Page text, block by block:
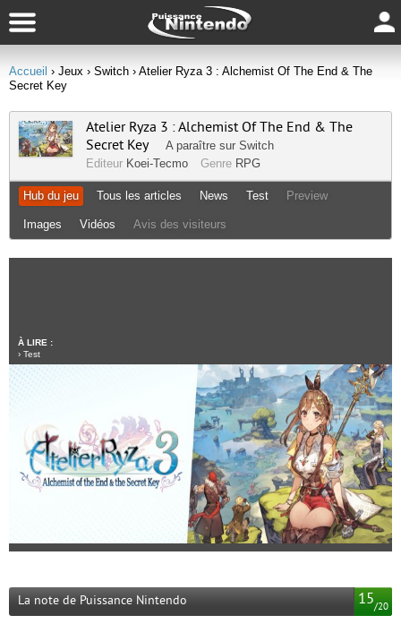
Accueil › Jeux › Switch › Atelier Ryza 3 : Alchemist Of The End & The
Secret Key
Atelier Ryza 3 : Alchemist Of The End & The
Secret Key
A paraître sur Switch
Editeur Koei-Tecmo Genre RPG
Hub du jeu Tous les articles News Test Preview
Images Vidéos Avis des visiteurs
À LIRE :
› Test
15/20
La note de Puissance Nintendo